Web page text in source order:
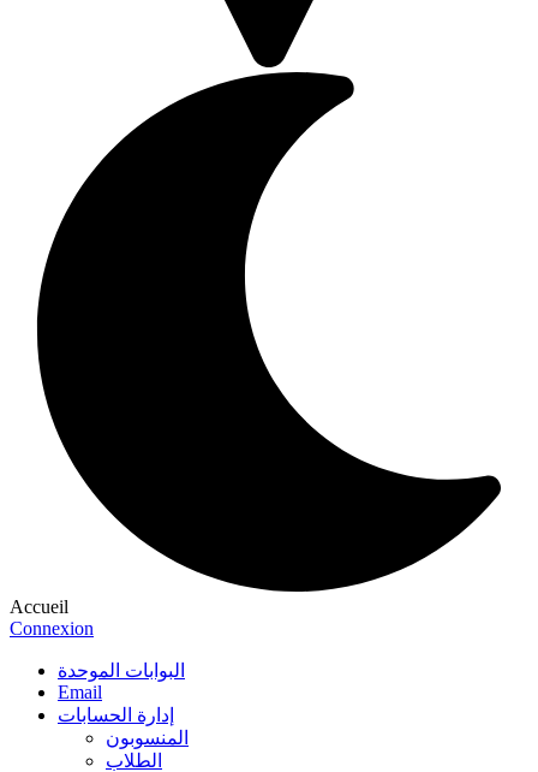
Accueil
Connexion
البوابات الموحدة
Email
إدارة الحسابات
المنسوبون
الطلاب